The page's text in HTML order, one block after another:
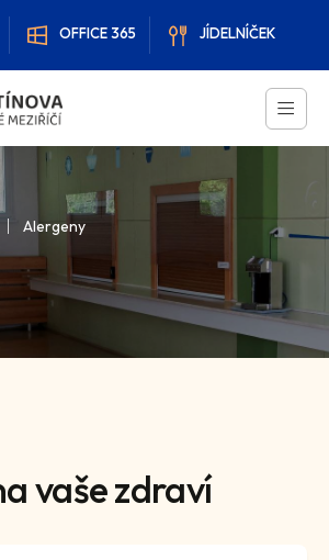
OFFICE 365 JÍDELNÍČEK
Alergeny
vaše zdraví